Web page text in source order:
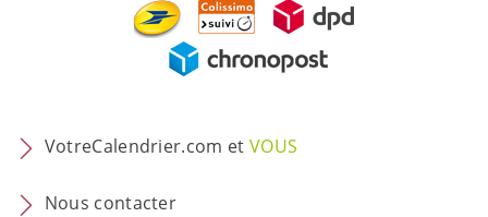
VotreCalendrier.com etVOUS
Nous contacter